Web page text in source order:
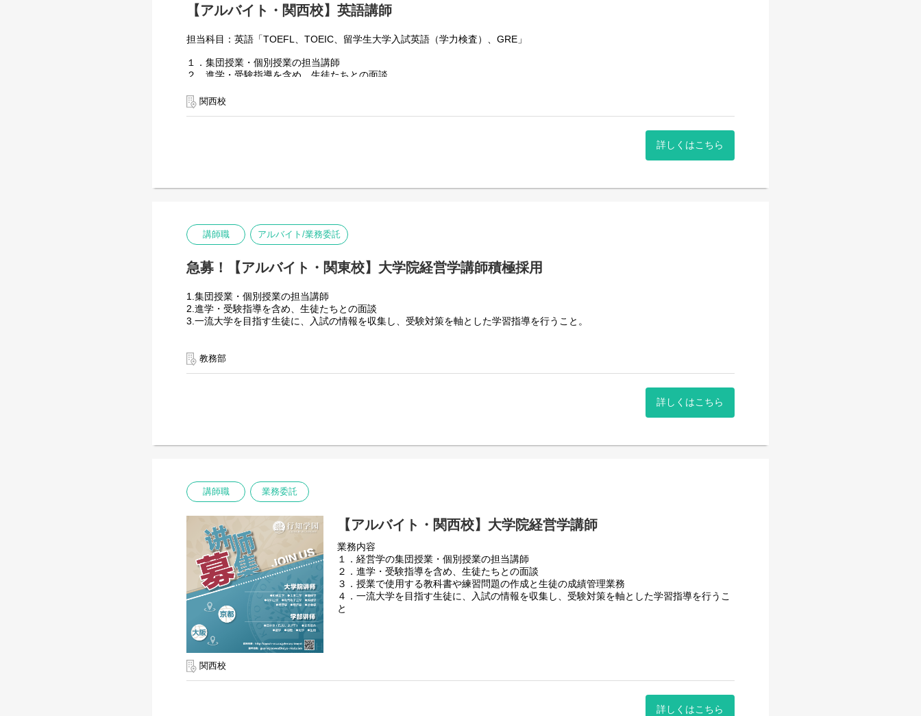
【アルバイト・関西校】英語講師
担当科目：英語「TOEFL、TOEIC、留学生大学入試英語（学力検査）、GRE」
１．集団授業・個別授業の担当講師
２．進学・受験指導を含め、生徒たちとの面談
４．一流大学/大学院を目指す生徒に、入試の情報を収集し、受験対策を軸とした学習指導を行うこと
関西校
詳しくはこちら
講師職 アルバイト/業務委託
急募！【アルバイト・関東校】大学院経営学講師積極採用
1.集団授業・個別授業の担当講師
2.進学・受験指導を含め、生徒たちとの面談
3.一流大学を目指す生徒に、入試の情報を収集し、受験対策を軸とした学習指導を行うこと。
【担当科目】
教務部
詳しくはこちら
講師職 業務委託
【アルバイト・関西校】大学院経営学講師
業務内容
１．経営学の集団授業・個別授業の担当講師
２．進学・受験指導を含め、⽣徒たちとの⾯談
３．授業で使⽤する教科書や練習問題の作成と⽣徒の成績管理業務
４．⼀流⼤学を⽬指す⽣徒に、⼊試の情報を収集し、受験対策を軸とした学習指導を⾏うこ
と
関西校
詳しくはこちら